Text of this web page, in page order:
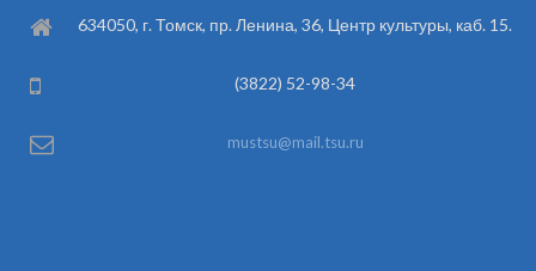
634050, г. Томск, пр. Ленина, 36, Центр культуры, каб. 15.
(3822) 52-98-34
mustsu@mail.tsu.ru